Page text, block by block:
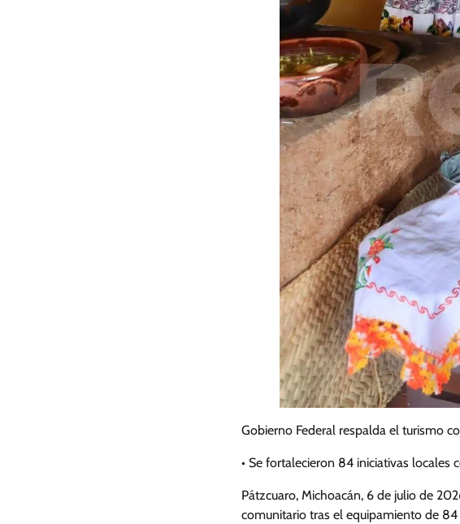
Gobierno Federal respalda el turismo
• Se fortalecieron 84 iniciativas
Pátzcuaro, Michoacán, 6 de julio de
comunitario tras el equipamiento de 84